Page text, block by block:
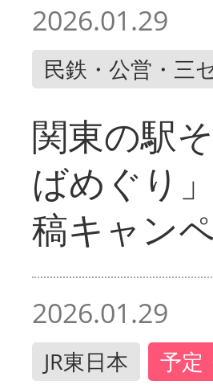
2026.01.29
民鉄・公営・三
関東の駅
ばめぐり
稿キャン
2026.01.29
JR東日本 予定